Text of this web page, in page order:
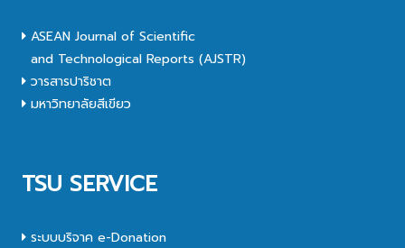
ASEAN Journal of Scientific
and Technological Reports (AJSTR)
วารสารปาริชาต
มหาวิทยาลัยสีเขียว
TSU SERVICE
ระบบบริจาค e-Donation